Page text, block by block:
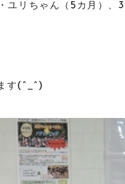
ユリちゃん（5カ月）、
す(^_^)